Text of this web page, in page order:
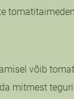
võib
mitmest